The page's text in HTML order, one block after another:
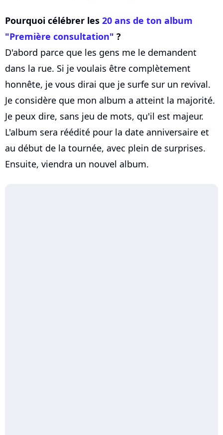
Pourquoi célébrer les 20 ans de ton album
"Première consultation" ?
D'abord parce que les gens me le demandent
dans la rue. Si je voulais être complètement
honnête, je vous dirai que je surfe sur un revival.
Je considère que mon album a atteint la majorité.
Je peux dire, sans jeu de mots, qu'il est majeur.
L'album sera réédité pour la date anniversaire et
au début de la tournée, avec plein de surprises.
Ensuite, viendra un nouvel album.